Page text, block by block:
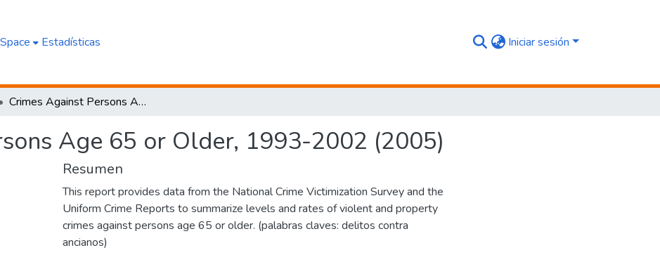
Estadísticas Iniciar sesión
Crimes Against Persons Age 65 or Older, 1993-2002 (2005)
Age 65 or Older, 1993-2002 (2005)
Resumen
This report provides data from the National Crime Victimization Survey and the
Uniform Crime Reports to summarize levels and rates of violent and property
crimes against persons age 65 or older. (palabras claves: delitos contra
ancianos)